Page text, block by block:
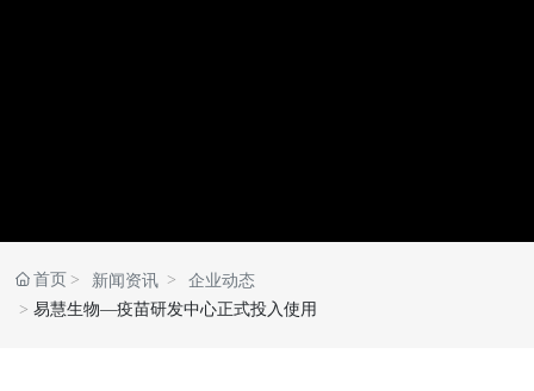
首页 新闻资讯
企业动态
易慧生物—疫苗研发中心正式投入使用